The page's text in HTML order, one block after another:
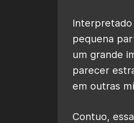
pequena
um grande
parecer
em outras
Contuo,